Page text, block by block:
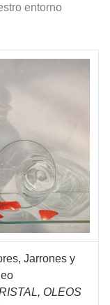
entorno
Jarrones y
OLEOS